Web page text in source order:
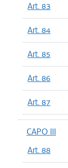
Art. 83
Art. 84
Art. 85
Art. 86
Art. 87
CAPO III
Art. 88